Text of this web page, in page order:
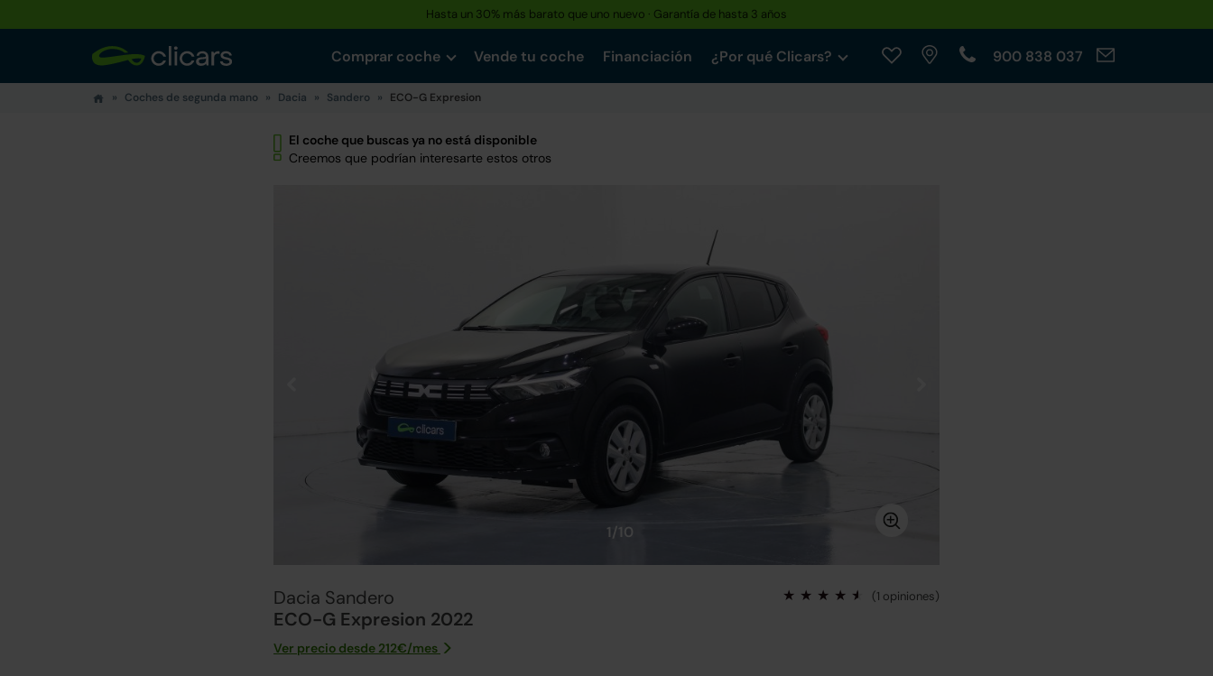
Reserva tu coche hoy · Entrega en 24h a domicilio
Comprar coche Vende tu coche Financiación ¿Por qué Clicars? 900 838 037
Coches de segunda mano Dacia Sandero ECO-G Expresion
El coche que buscas ya no está disponible
Creemos que podrían interesarte estos otros
1/10
Dacia Sandero
ECO-G Expresion 2022
(1 opiniones)
Ver precio desde 212€/mes